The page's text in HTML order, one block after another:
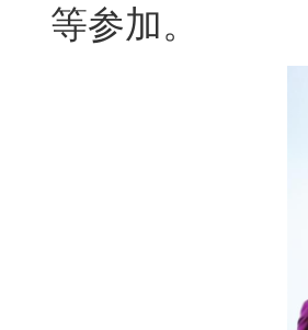
等参加。